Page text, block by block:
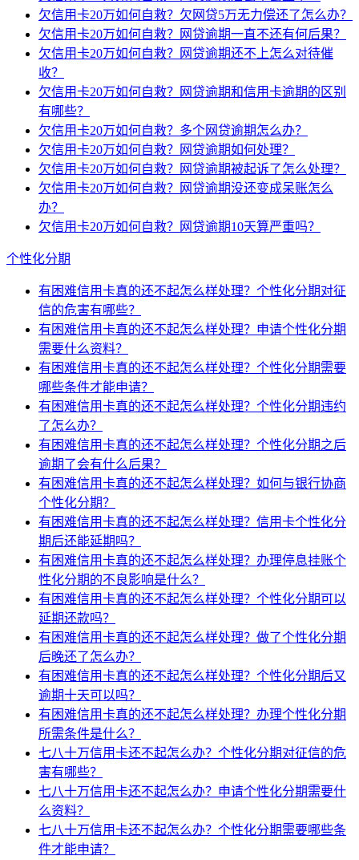
欠信用卡20万如何自救？欠网贷5万无力偿还了怎么办？
欠信用卡20万如何自救？网贷逾期一直不还有何后果？
欠信用卡20万如何自救？网贷逾期还不上怎么对待催
收？
欠信用卡20万如何自救？网贷逾期和信用卡逾期的区别
有哪些？
欠信用卡20万如何自救？多个网贷逾期怎么办？
欠信用卡20万如何自救？网贷逾期如何处理？
欠信用卡20万如何自救？网贷逾期被起诉了怎么处理？
欠信用卡20万如何自救？网贷逾期没还变成呆账怎么
办？
欠信用卡20万如何自救？网贷逾期10天算严重吗？
个性化分期
有困难信用卡真的还不起怎么样处理？个性化分期对征
信的危害有哪些？
有困难信用卡真的还不起怎么样处理？申请个性化分期
需要什么资料？
有困难信用卡真的还不起怎么样处理？个性化分期需要
哪些条件才能申请？
有困难信用卡真的还不起怎么样处理？个性化分期违约
了怎么办？
有困难信用卡真的还不起怎么样处理？个性化分期之后
逾期了会有什么后果？
有困难信用卡真的还不起怎么样处理？如何与银行协商
个性化分期？
有困难信用卡真的还不起怎么样处理？信用卡个性化分
期后还能延期吗？
有困难信用卡真的还不起怎么样处理？办理停息挂账个
性化分期的不良影响是什么？
有困难信用卡真的还不起怎么样处理？个性化分期可以
延期还款吗？
有困难信用卡真的还不起怎么样处理？做了个性化分期
后晚还了怎么办？
有困难信用卡真的还不起怎么样处理？个性化分期后又
逾期十天可以吗？
有困难信用卡真的还不起怎么样处理？办理个性化分期
所需条件是什么？
七八十万信用卡还不起怎么办？个性化分期对征信的危
害有哪些？
七八十万信用卡还不起怎么办？申请个性化分期需要什
么资料？
七八十万信用卡还不起怎么办？个性化分期需要哪些条
件才能申请？